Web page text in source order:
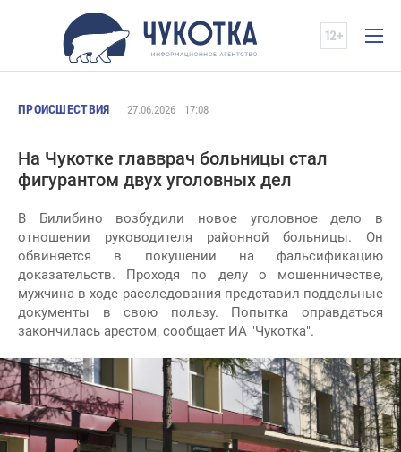
ПРОИСШЕСТВИЯ 27.06.2026 17:08
На Чукотке главврач больницы стал
фигурантом двух уголовных дел
В Билибино возбудили новое уголовное дело в
отношении руководителя районной больницы. Он
обвиняется в покушении на фальсификацию
доказательств. Проходя по делу о мошенничестве,
мужчина в ходе расследования представил поддельные
документы в свою пользу. Попытка оправдаться
закончилась арестом, сообщает ИА "Чукотка".